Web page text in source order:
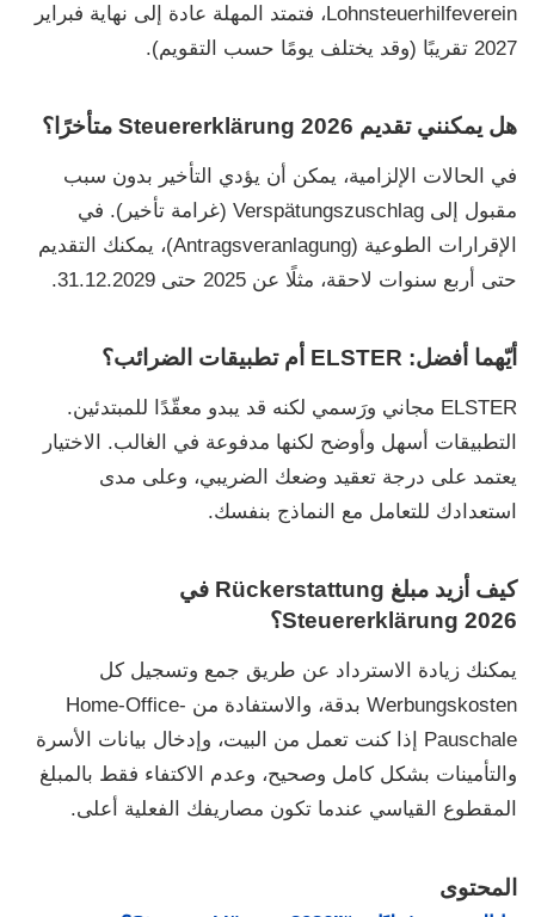
Lohnsteuerhilfeverein، فتمتد المهلة عادة إلى نهاية فبراير
2027 تقريبًا (وقد يختلف يومًا حسب التقويم).
هل يمكنني تقديم Steuererklärung 2026 متأخرًا؟
في الحالات الإلزامية، يمكن أن يؤدي التأخير بدون سبب
مقبول إلى Verspätungszuschlag (غرامة تأخير). في
الإقرارات الطوعية (Antragsveranlagung)
، يمكنك التقديم
حتى أربع سنوات لاحقة، مثلًا عن 2025 حتى
31.12.2029
.
أيّهما أفضل: ELSTER أم تطبيقات الضرائب؟
ELSTER مجاني ورَسمي لكنه قد يبدو معقّدًا للمبتدئين.
التطبيقات أسهل وأوضح لكنها مدفوعة في الغالب. الاختيار
يعتمد على درجة تعقيد وضعك الضريبي، وعلى مدى
استعدادك للتعامل مع النماذج بنفسك.
كيف أزيد مبلغ Rückerstattung في
Steuererklärung 2026؟
يمكنك زيادة الاسترداد عن طريق جمع وتسجيل كل
Werbungskosten بدقة، والاستفادة من Home-Office-
Pauschale
إذا كنت تعمل من البيت، وإدخال بيانات الأسرة
والتأمينات بشكل كامل وصحيح، وعدم الاكتفاء فقط بالمبلغ
المقطوع القياسي عندما تكون مصاريفك الفعلية أعلى.
المحتوى